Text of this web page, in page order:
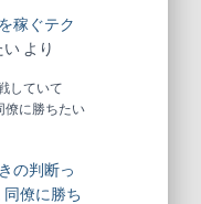
稼ぐテク
いより
していて
僚に勝ちたい
の判断っ
同僚に勝ち